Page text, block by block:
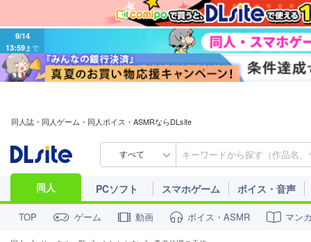
9/14
13:59まで
同人誌・同人ゲーム・同人ボイス・ASMRならDLsite
すべて
同人 PCソフト スマホゲーム ボイス・音声
TOP ゲーム 動画 ボイス・ASMR マン